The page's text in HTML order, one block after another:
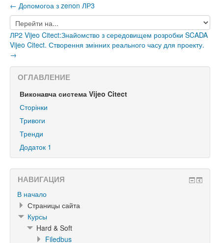
← Допомогоа з zenon ЛР3
Перейти
на...
ЛР2 Vijeo Citect:Знайомство з середовищем розробки SCADA
Vijeo Citect. Створення змінних реального часу для проекту.
→
ОГЛАВЛЕНИЕ
Виконавча система Vijeo Citect
Сторінки
Тривоги
Тренди
Додаток 1
НАВИГАЦИЯ
В начало
Страницы сайта
Курсы
Hard & Soft
Filedbus